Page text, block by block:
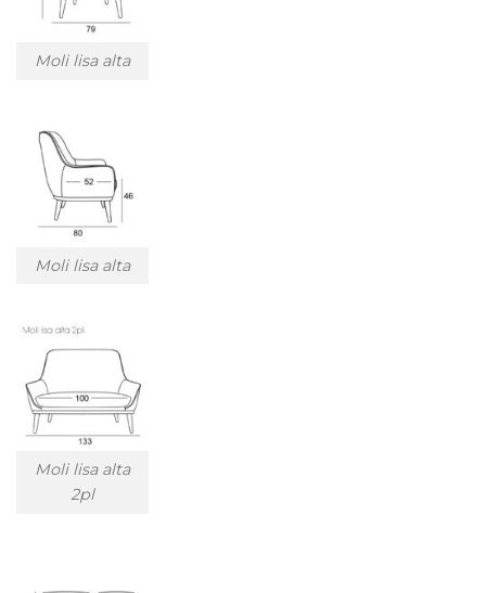
Moli lisa alta
Moli lisa alta
Moli lisa alta
2pl